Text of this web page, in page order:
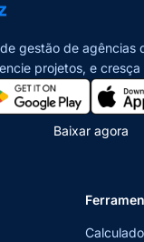
gestão de agências
projetos, e cresça
Baixar agora